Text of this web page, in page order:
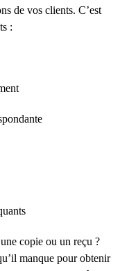
de vos clients. C’est
:
copie ou un reçu ?
manque pour obtenir